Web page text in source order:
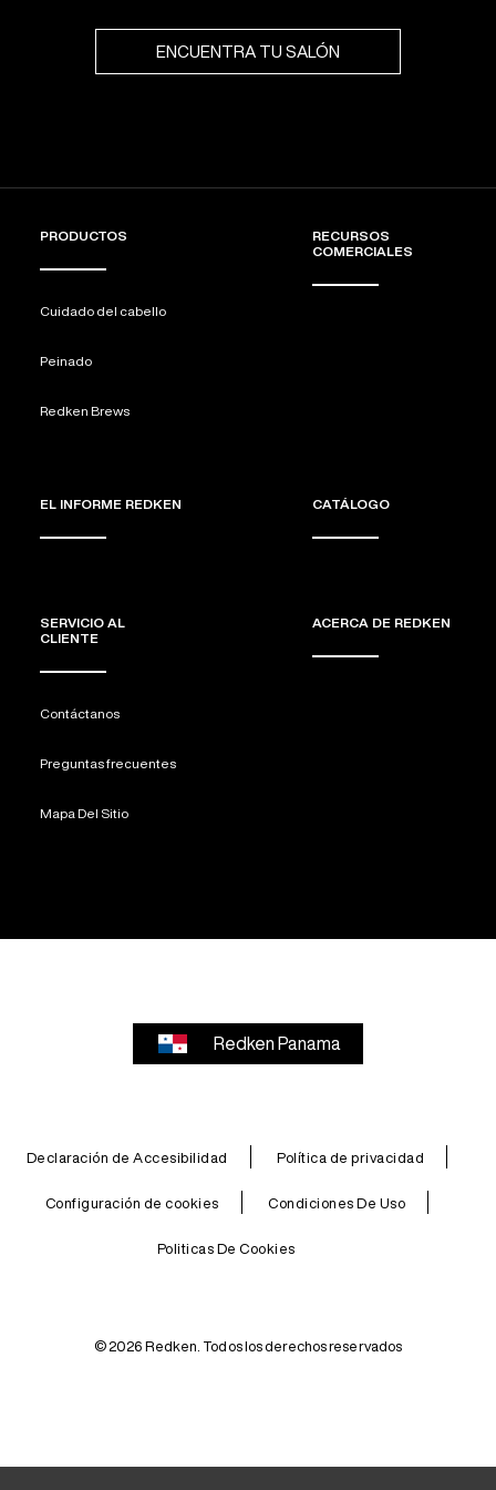
ENCUENTRA TU SALÓN
PRODUCTOS
Cuidado del cabello
Peinado
Redken Brews
RECURSOS
COMERCIALES
EL INFORME REDKEN CATÁLOGO
SERVICIO AL
CLIENTE
Contáctanos
Preguntas frecuentes
Mapa Del Sitio
ACERCA DE REDKEN
Redken Panama
Declaración de Accesibilidad Política de privacidad
Configuración de cookies Condiciones De Uso
Politicas De Cookies
© 2026 Redken. Todos los derechos reservados